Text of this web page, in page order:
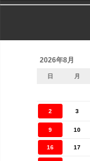
2026年8月
日 月
2 3
9 10
16 17